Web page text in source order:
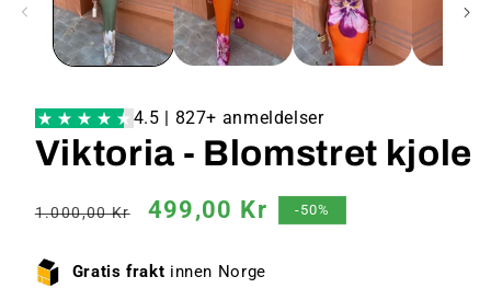
4.5 | 827+ anmeldelser
Viktoria - Blomstret kjole
Vanlig
1.000,00 Kr Salgspris
499,00 Kr -50%
Gratis frakt innen Norge